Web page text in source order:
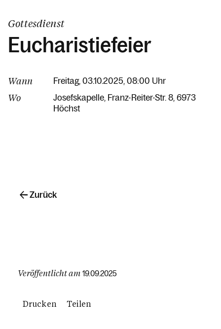
Gottesdienst
Eucharistiefeier
Wann Freitag, 03.10.2025, 08:00 Uhr
Wo Josefskapelle Franz-Reiter-Str. 8 6973
Höchst
Veröffentlicht am 19.09.2025
Drucken Teilen
Zurück